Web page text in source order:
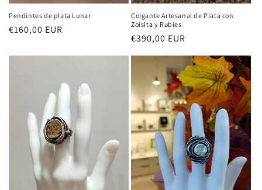
Pendintes de plata Lunar
Precio
€160,00 EUR
Colgante Artesanal de Plata con
Zoisita y Rubíes
Precio
€390,00 EUR